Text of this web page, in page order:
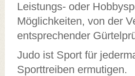
Leistungs- oder
Möglichkeiten, von der
entsprechender
Judo ist Sport für
Sporttreiben ermutigen.